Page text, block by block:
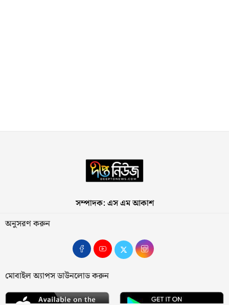
সম্পাদক: এস এম আকাশ
অনুসরণ করুন
মোবাইল অ্যাপস ডাউনলোড করুন